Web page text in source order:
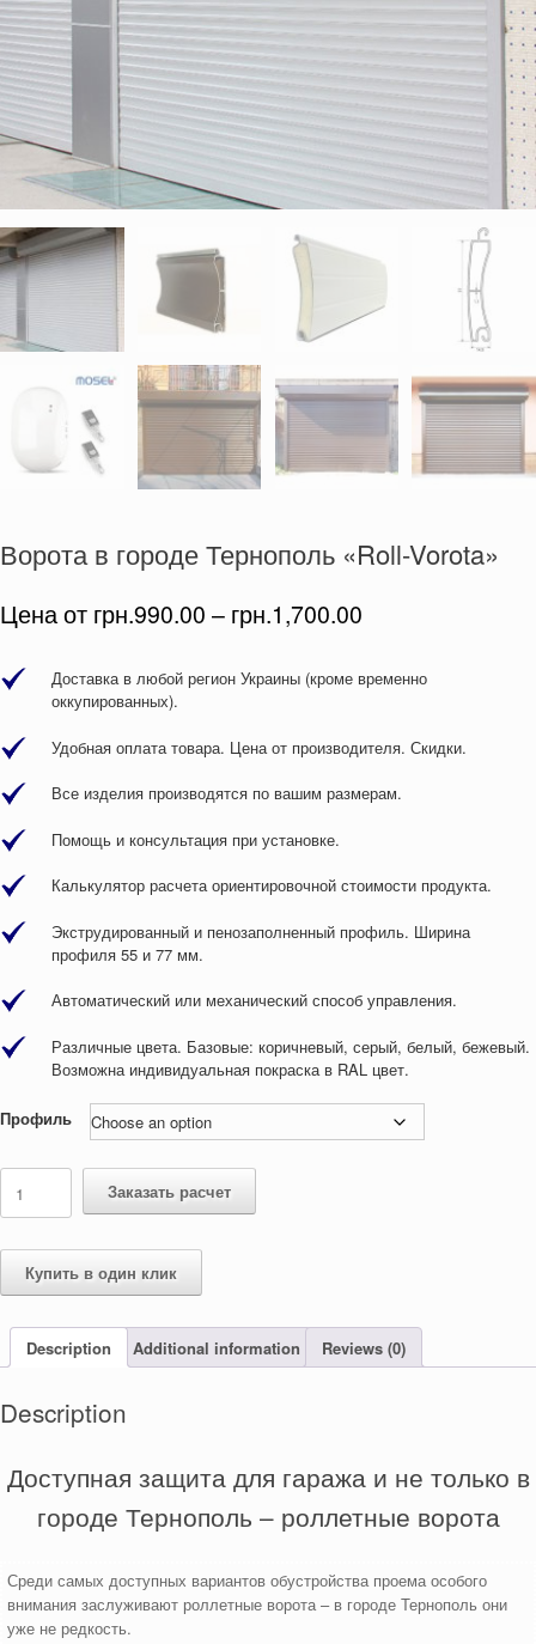
Ворота в городе Тернополь «Roll-Vorota»
Цена от грн.990.00 – грн.1,700.00
Доставка в любой регион Украины (кроме временно
оккупированных).
Удобная оплата товара. Цена от производителя. Скидки.
Все изделия производятся по вашим размерам.
Помощь и консультация при установке.
Калькулятор расчета ориентировочной стоимости продукта.
Экструдированный и пенозаполненный профиль. Ширина
профиля 55 и 77 мм.
Автоматический или механический способ управления.
Различные цвета. Базовые: коричневый, серый, белый, бежевый.
Возможна индивидуальная покраска в RAL цвет.
Профиль
Ворота
городе
Тернополь
"Roll-
Vorota"
Заказать расчет
Купить в один клик
Description Additional information Reviews (0)
Description
Доступная защита для гаража и не только в
городе Тернополь – роллетные ворота
Среди самых доступных вариантов обустройства проема особого
внимания заслуживают роллетные ворота – в городе Тернополь они
уже не редкость.